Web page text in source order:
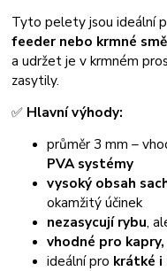
Tyto pelety jsou ideální
feeder nebo krmné
a udržet je v krmném
zasytily.
✅ Hlavní výhody:
průměr 3 mm –
PVA systémy
vysoký obsah
okamžitý účinek
nezasycují rybu,
vhodné pro
ideální pro krátké i